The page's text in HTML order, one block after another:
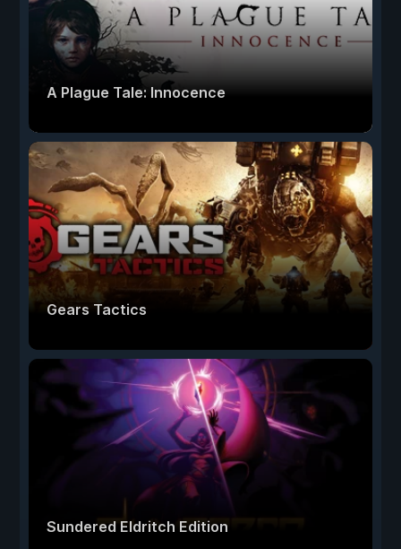
A Plague Tale: Innocence
Gears Tactics
Sundered Eldritch Edition